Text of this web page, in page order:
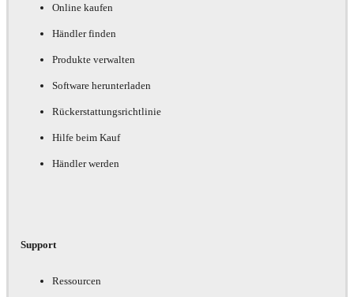
Online kaufen
Händler finden
Produkte verwalten
Software herunterladen
Rückerstattungsrichtlinie
Hilfe beim Kauf
Händler werden
Support
Ressourcen